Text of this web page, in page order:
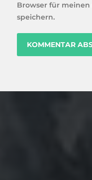
Browser für
speichern.